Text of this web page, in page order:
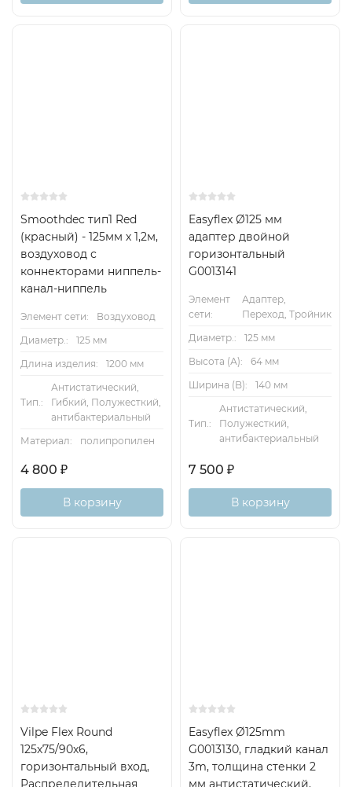
Smoothdec тип1 Red
(красный) - 125мм х 1,2м,
воздуховод с
коннекторами ниппель-
канал-ниппель
Элемент сети:
Воздуховод
Диаметр.:
125 мм
Длина изделия:
1200 мм
Тип.:
Антистатический,
Гибкий, Полужесткий,
антибактериальный
Материал:
полипропилен
4 800 ₽
В корзину
Easyflex Ø125 мм
адаптер двойной
горизонтальный
G0013141
Элемент
сети:
Адаптер,
Переход, Тройник
Диаметр.:
125 мм
Высота (А):
64 мм
Ширина (B):
140 мм
Тип.:
Антистатический,
Полужесткий,
антибактериальный
7 500 ₽
В корзину
Vilpe Flex Round
125х75/90х6,
горизонтальный вход,
Распределительная
Easyflex Ø125mm
G0013130, гладкий канал
3m, толщина стенки 2
мм антистатический,